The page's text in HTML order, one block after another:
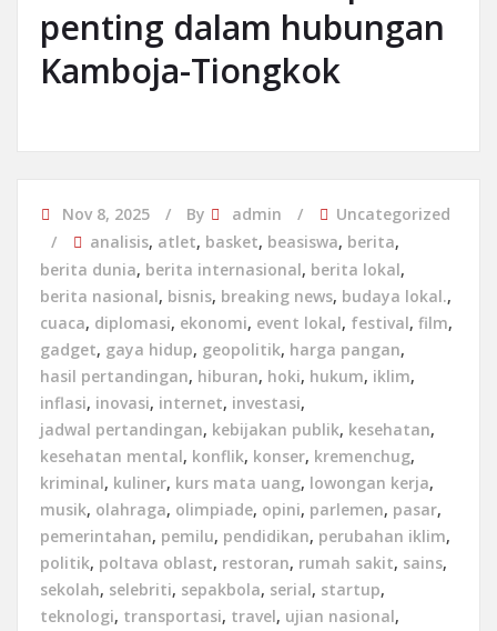
penting dalam hubungan
Kamboja-Tiongkok
Nov 8, 2025 By admin
Uncategorized
analisis, atlet, basket, beasiswa, berita,
berita dunia, berita internasional, berita lokal,
berita nasional, bisnis, breaking news, budaya lokal.,
cuaca, diplomasi, ekonomi, event lokal, festival, film,
gadget, gaya hidup, geopolitik, harga pangan,
hasil pertandingan, hiburan, hoki, hukum, iklim,
inflasi, inovasi, internet, investasi,
jadwal pertandingan, kebijakan publik, kesehatan,
kesehatan mental, konflik, konser, kremenchug,
kriminal, kuliner, kurs mata uang, lowongan kerja,
musik, olahraga, olimpiade, opini, parlemen, pasar,
pemerintahan, pemilu, pendidikan, perubahan iklim,
politik, poltava oblast, restoran, rumah sakit, sains,
sekolah, selebriti, sepakbola, serial, startup,
teknologi, transportasi, travel, ujian nasional,